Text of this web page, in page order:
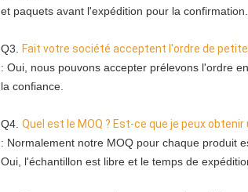
et paquets avant l'expédition pour la confirmation.
Q3. Fait votre société acceptent l'ordre de
: Oui, nous pouvons accepter prélevons l'ordre
la confiance.
Q4. Quel est le MOQ ? Est-ce que je peux
: Normalement notre MOQ pour chaque produit
Oui, l'échantillon est libre et le temps de